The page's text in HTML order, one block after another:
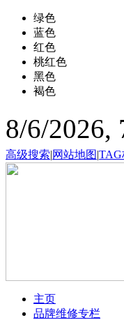
绿色
蓝色
红色
桃红色
黑色
褐色
8/6/2026,
高级搜索|网站地图|
主页
品牌维修专栏